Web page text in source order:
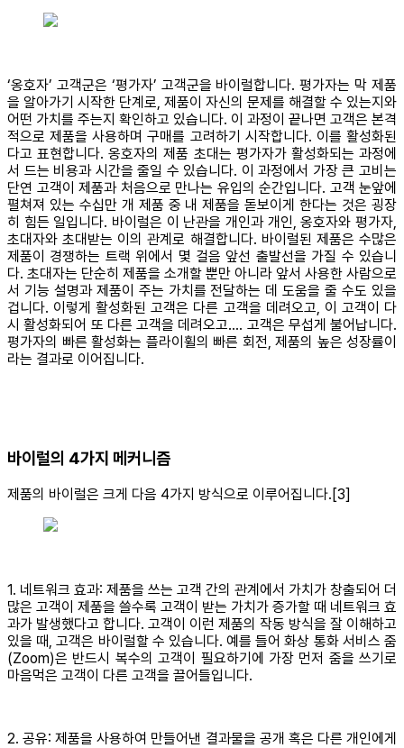
‘옹호자’ 고객군은 ‘평가자’ 고객군을 바이럴합니다. 평가자는 막 제품
을 알아가기 시작한 단계로, 제품이 자신의 문제를 해결할 수 있는지와
어떤 가치를 주는지 확인하고 있습니다. 이 과정이 끝나면 고객은 본격
적으로 제품을 사용하며 구매를 고려하기 시작합니다. 이를 활성화된
다고 표현합니다. 옹호자의 제품 초대는 평가자가 활성화되는 과정에
서 드는 비용과 시간을 줄일 수 있습니다. 이 과정에서 가장 큰 고비는
단연 고객이 제품과 처음으로 만나는 유입의 순간입니다. 고객 눈앞에
펼쳐져 있는 수십만 개 제품 중 내 제품을 돋보이게 한다는 것은 굉장
히 힘든 일입니다. 바이럴은 이 난관을 개인과 개인, 옹호자와 평가자,
초대자와 초대받는 이의 관계로 해결합니다. 바이럴된 제품은 수많은
제품이 경쟁하는 트랙 위에서 몇 걸음 앞선 출발선을 가질 수 있습니
다. 초대자는 단순히 제품을 소개할 뿐만 아니라 앞서 사용한 사람으로
서 기능 설명과 제품이 주는 가치를 전달하는 데 도움을 줄 수도 있을
겁니다. 이렇게 활성화된 고객은 다른 고객을 데려오고, 이 고객이 다
시 활성화되어 또 다른 고객을 데려오고.... 고객은 무섭게 불어납니다.
평가자의 빠른 활성화는 플라이휠의 빠른 회전, 제품의 높은 성장률이
라는 결과로 이어집니다.
바이럴의 4가지 메커니즘
제품의 바이럴은 크게 다음 4가지 방식으로 이루어집니다.[3]
1. 네트워크 효과: 제품을 쓰는 고객 간의 관계에서 가치가 창출되어 더
많은 고객이 제품을 쓸수록 고객이 받는 가치가 증가할 때 네트워크 효
과가 발생했다고 합니다. 고객이 이런 제품의 작동 방식을 잘 이해하고
있을 때, 고객은 바이럴할 수 있습니다. 예를 들어 화상 통화 서비스 줌
(Zoom)은 반드시 복수의 고객이 필요하기에 가장 먼저 줌을 쓰기로
마음먹은 고객이 다른 고객을 끌어들입니다.
2. 공유: 제품을 사용하여 만들어낸 결과물을 공개 혹은 다른 개인에게